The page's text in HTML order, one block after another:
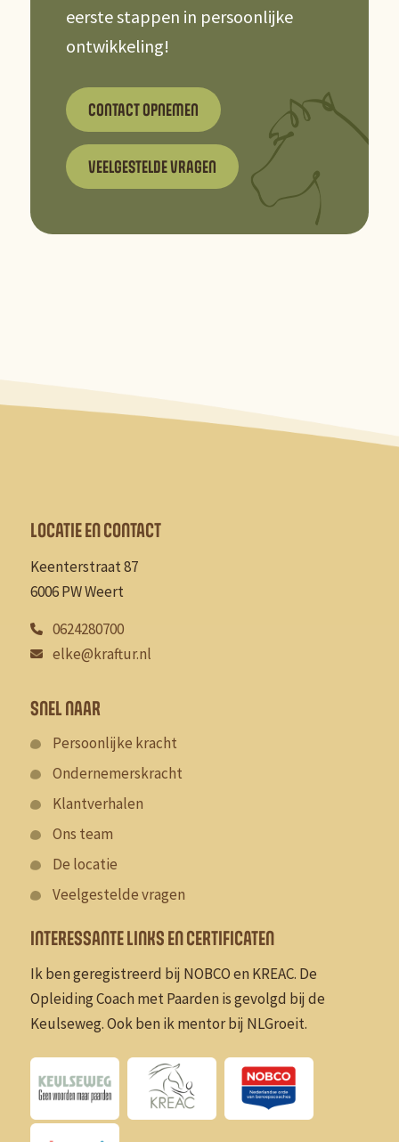
eerste stappen in persoonlijke
ontwikkeling!
CONTACT OPNEMEN
VEELGESTELDE VRAGEN
LOCATIE EN CONTACT
Keenterstraat 87
6006 PW Weert
0624280700
elke@kraftur.nl
SNEL NAAR
Persoonlijke kracht
Ondernemerskracht
Klantverhalen
Ons team
De locatie
Veelgestelde vragen
INTERESSANTE LINKS EN CERTIFICATEN
Ik ben geregistreerd bij NOBCO en KREAC. De
Opleiding Coach met Paarden is gevolgd bij de
Keulseweg. Ook ben ik mentor bij NLGroeit.